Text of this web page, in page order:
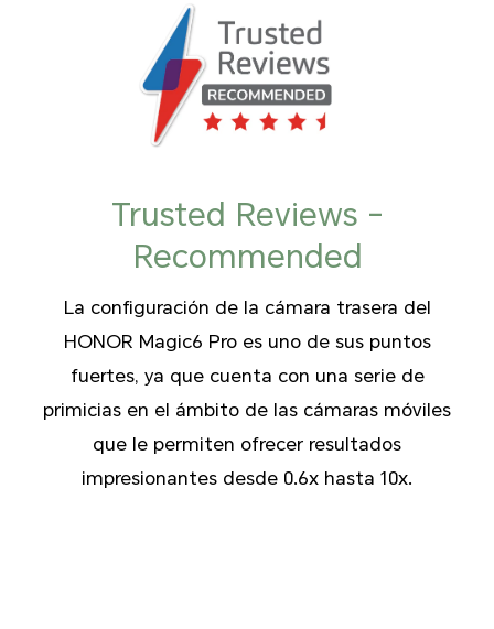
Trusted Reviews -
Recommended
La configuración de la cámara trasera del
HONOR Magic6 Pro es uno de sus puntos
fuertes, ya que cuenta con una serie de
primicias en el ámbito de las cámaras móviles
que le permiten ofrecer resultados
impresionantes desde 0.6x hasta 10x.